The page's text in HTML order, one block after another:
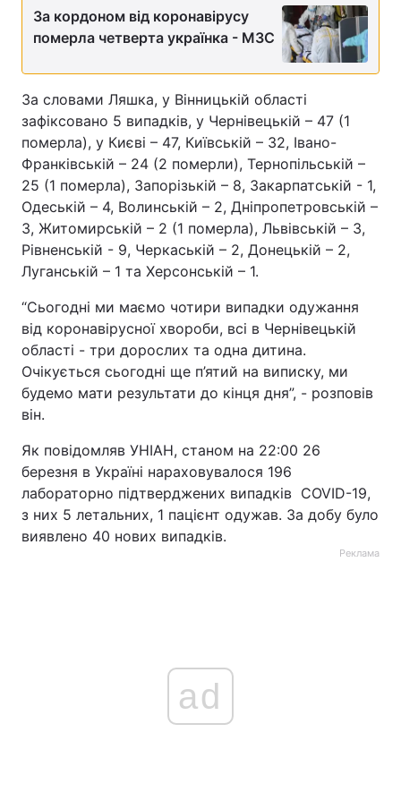
За кордоном від коронавірусу
померла четверта українка - МЗС
За словами Ляшка, у Вінницькій області
зафіксовано 5 випадків, у Чернівецькій – 47 (1
померла), у Києві – 47, Київській – 32, Івано-
Франківській – 24 (2 померли), Тернопільській –
25 (1 померла), Запорізькій – 8, Закарпатській - 1,
Одеській – 4, Волинській – 2, Дніпропетровській –
3, Житомирській – 2 (1 померла), Львівській – 3,
Рівненській - 9, Черкаській – 2, Донецькій – 2,
Луганській – 1 та Херсонській – 1.
“Сьогодні ми маємо чотири випадки одужання
від коронавірусної хвороби, всі в Чернівецькій
області - три дорослих та одна дитина.
Очікується сьогодні ще п’ятий на виписку, ми
будемо мати результати до кінця дня”, - розповів
він.
Як повідомляв УНІАН, станом на 22:00 26
березня в Україні нараховувалося 196
лабораторно підтверджених випадків COVID-19,
з них 5 летальних, 1 пацієнт одужав. За добу було
виявлено 40 нових випадків.
Реклама
ad